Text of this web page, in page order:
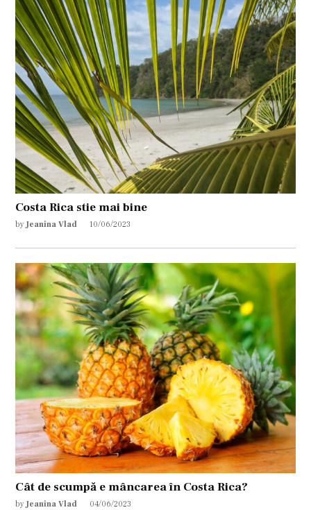
Costa Rica stie mai bine
by Jeanina Vlad 10/06/2023
Cât de scumpă e mâncarea în Costa Rica?
by Jeanina Vlad 04/06/2023